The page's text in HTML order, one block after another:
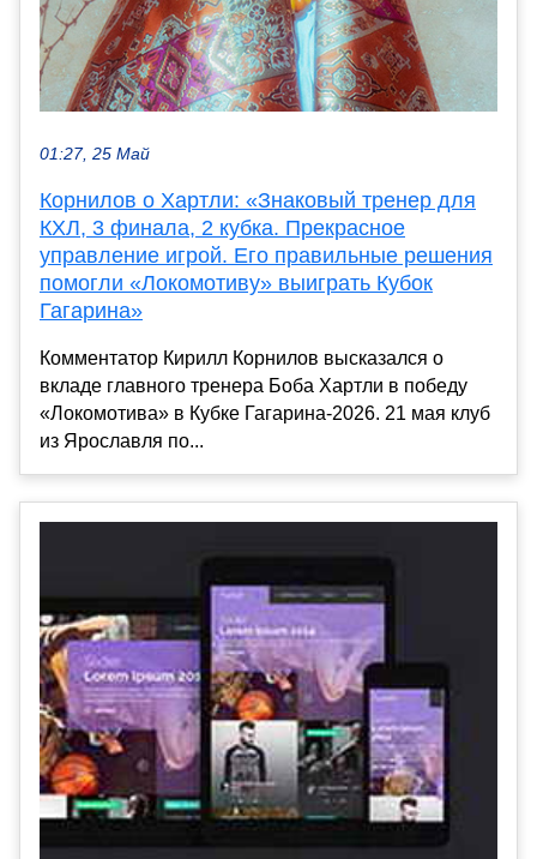
01:27, 25 Май
Корнилов о Хартли: «Знаковый тренер для
КХЛ, 3 финала, 2 кубка. Прекрасное
управление игрой. Его правильные решения
помогли «Локомотиву» выиграть Кубок
Гагарина»
Комментатор Кирилл Корнилов высказался о
вкладе главного тренера Боба Хартли в победу
«Локомотива» в Кубке Гагарина-2026. 21 мая клуб
из Ярославля по...